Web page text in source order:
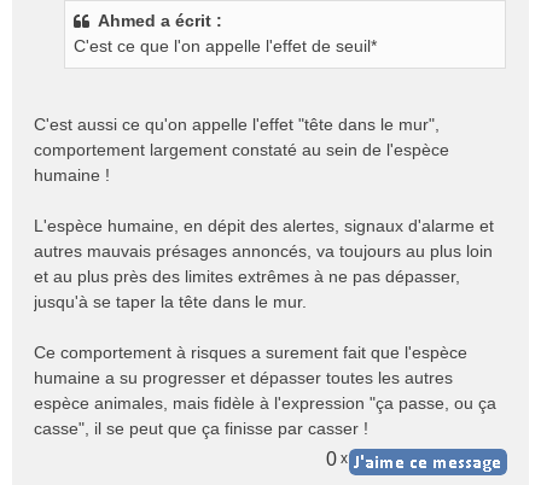
o
n
l
Ahmed a écrit :
C'est ce que l'on appelle l'effet de seuil*
C'est aussi ce qu'on appelle l'effet "tête dans le mur",
comportement largement constaté au sein de l'espèce
humaine !
L'espèce humaine, en dépit des alertes, signaux d'alarme et
autres mauvais présages annoncés, va toujours au plus loin
et au plus près des limites extrêmes à ne pas dépasser,
jusqu'à se taper la tête dans le mur.
Ce comportement à risques a surement fait que l'espèce
humaine a su progresser et dépasser toutes les autres
espèce animales, mais fidèle à l'expression "ça passe, ou ça
casse", il se peut que ça finisse par casser !
0 x